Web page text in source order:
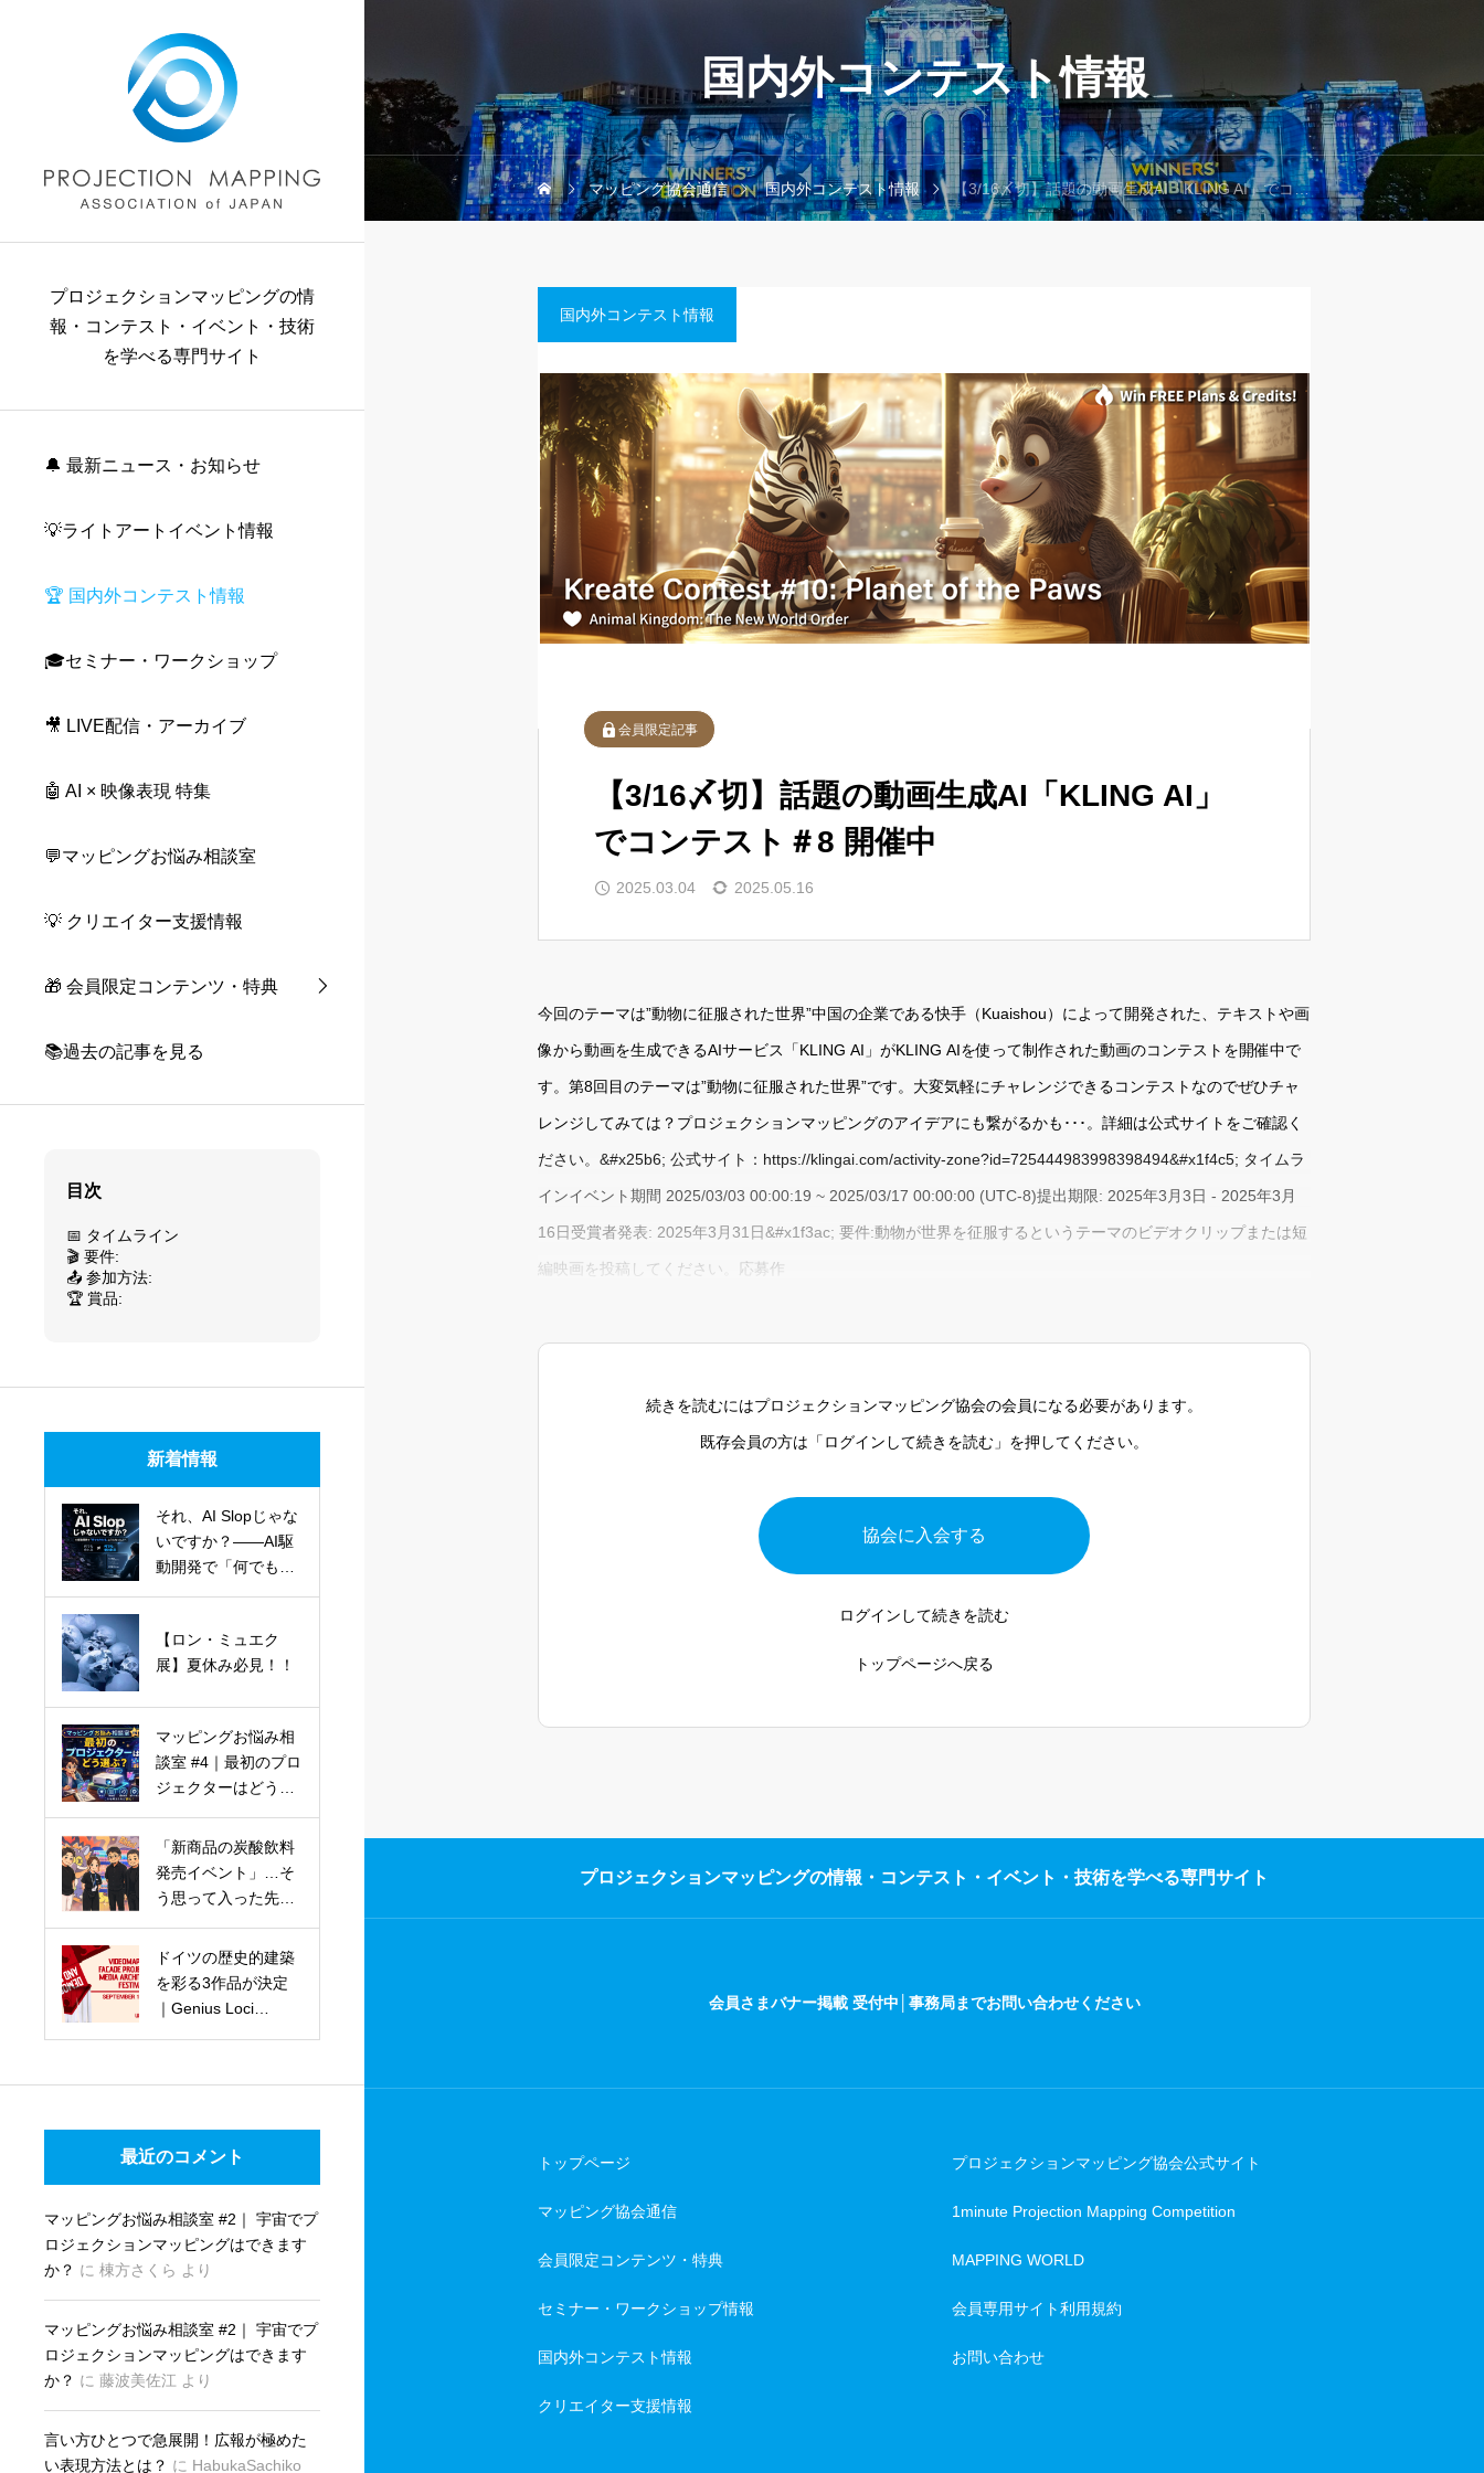
プロジェクションマッピングの情
報・コンテスト・イベント・技術
を学べる専門サイト
🔔 最新ニュース・お知らせ
💡ライトアートイベント情報
🏆 国内外コンテスト情報
🎓セミナー・ワークショップ
🎥 LIVE配信・アーカイブ
🤖 AI × 映像表現 特集
💬マッピングお悩み相談室
💡 クリエイター支援情報
🎁 会員限定コンテンツ・特典
📚過去の記事を見る
目次
📅 タイムライン
🎬 要件:
📤 参加方法:
🏆 賞品:
新着情報
それ、AI Slopじゃな
いですか？——AI駆
動開発で「何でも作
【ロン・ミュエク
展】夏休み必見！！
マッピングお悩み相
談室 #4｜最初のプロ
ジェクターはどう選
「新商品の炭酸飲料
発売イベント」…そ
う思って入った先
験でした。
Ehtel（エテル）
“Release” Party
ドイツの歴史的建築
を彩る3作品が決定
｜Genius Loci
最近のコメント
マッピングお悩み相談室 #2｜ 宇宙でプ
ロジェクションマッピングはできます
か？ に 棟方さくら より
マッピングお悩み相談室 #2｜ 宇宙でプ
ロジェクションマッピングはできます
か？ に 藤波美佐江 より
言い方ひとつで急展開！広報が極めた
い表現方法とは？ に HabukaSachiko
国内外コンテスト情報
マッピング協会通信 国内外コンテスト情報 【3/16〆切】話題の動画生成AI「KLING AI」でコンテスト＃8 開催中
国内外コンテスト情報
会員限定記事
【3/16〆切】話題の動画生成AI「KLING AI」
でコンテスト＃8 開催中
2025.03.04 2025.05.16
今回のテーマは”動物に征服された世界”中国の企業である快手（Kuaishou）によって開発された、テキストや画
像から動画を生成できるAIサービス「KLING AI」がKLING AIを使って制作された動画のコンテストを開催中で
す。第8回目のテーマは”動物に征服された世界”です。大変気軽にチャレンジできるコンテストなのでぜひチャ
レンジしてみては？プロジェクションマッピングのアイデアにも繋がるかも･･･。詳細は公式サイトをご確認く
ださい。&#x25b6; 公式サイト：https://klingai.com/activity-zone?id=725444983998398494&#x1f4c5; タイムラ
インイベント期間 2025/03/03 00:00:19 ~ 2025/03/17 00:00:00 (UTC-8)提出期限: 2025年3月3日 - 2025年3月
16日受賞者発表: 2025年3月31日&#x1f3ac; 要件:動物が世界を征服するというテーマのビデオクリップまたは短
編映画を投稿してください。応募作
続きを読むにはプロジェクションマッピング協会の会員になる必要があります。
既存会員の方は「ログインして続きを読む」を押してください。
協会に入会する
ログインして続きを読む
トップページへ戻る
プロジェクションマッピングの情報・コンテスト・イベント・技術を学べる専門サイト
会員さまバナー掲載 受付中│事務局までお問い合わせください
トップページ
マッピング協会通信
会員限定コンテンツ・特典
セミナー・ワークショップ情報
国内外コンテスト情報
クリエイター支援情報
プロジェクションマッピング協会公式サイト
1minute Projection Mapping Competition
MAPPING WORLD
会員専用サイト利用規約
お問い合わせ